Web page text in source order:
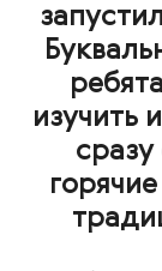
изучить
сразу